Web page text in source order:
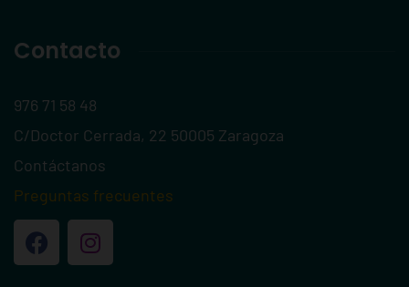
Contacto
976 71 58 48
C/Doctor Cerrada, 22 50005 Zaragoza
Contáctanos
Preguntas frecuentes